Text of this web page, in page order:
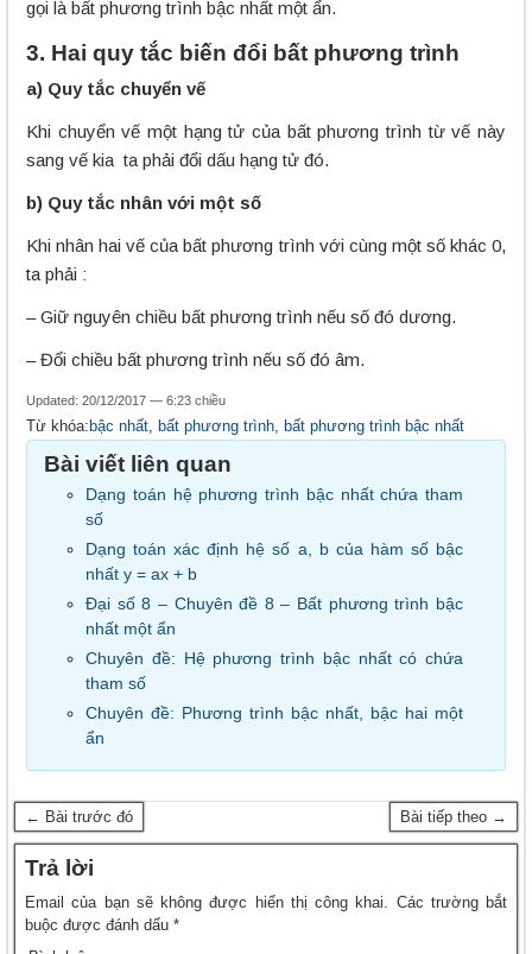
gọi là bất phương trình bậc nhất một ẩn.
3. Hai quy tắc biến đổi bất phương trình
a) Quy tắc chuyển vế
Khi chuyển vế một hạng tử của bất phương trình từ vế này
sang vế kia ta phải đổi dấu hạng tử đó.
b) Quy tắc nhân với một số
Khi nhân hai vế của bất phương trình với cùng một số khác 0,
ta phải :
– Giữ nguyên chiều bất phương trình nếu số đó dương.
– Đổi chiều bất phương trình nếu số đó âm.
Updated: 20/12/2017 — 6:23 chiều
Từ khóa: bậc nhất, bất phương trình, bất phương trình bậc nhất
Bài viết liên quan
Dạng toán hệ phương trình bậc nhất chứa tham
số
Dạng toán xác định hệ số a, b của hàm số bậc
nhất y = ax + b
Đại số 8 – Chuyên đề 8 – Bất phương trình bậc
nhất một ẩn
Chuyên đề: Hệ phương trình bậc nhất có chứa
tham số
Chuyên đề: Phương trình bậc nhất, bậc hai một
ẩn
← Bài trước đó Bài tiếp theo →
Trả lời
Email của bạn sẽ không được hiển thị công khai. Các trường bắt
buộc được đánh dấu *